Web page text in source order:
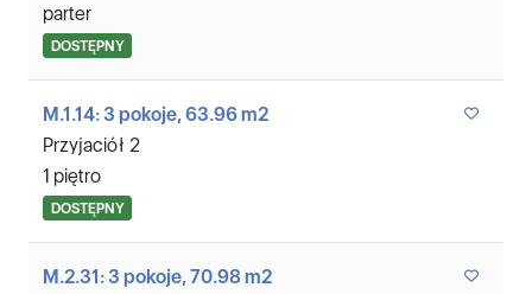
parter
DOSTĘPNY
M.1.14: 3 pokoje, 63.96 m2
Przyjaciół 2
1 piętro
DOSTĘPNY
M.2.31: 3 pokoje, 70.98 m2